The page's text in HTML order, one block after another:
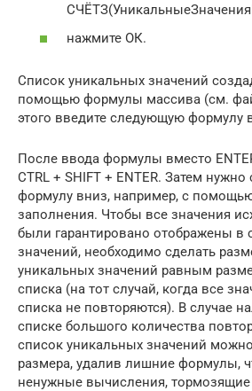
нажмите ОК.
Список уникальных значений
помощью формулы массива (см.
этого введите следующую формулу
После ввода формулы вместо
CTRL + SHIFT + ENTER. Затем нужно
формулу вниз, например, с
заполнения. Чтобы все значения
были гарантировано отображены в
значений, необходимо сделать
уникальных значений равным
списка (на тот случай, когда все
списка не повторяются). В случае
списке большого количества
список уникальных значений
размера, удалив лишние формулы,
ненужные вычисления, тормозящие